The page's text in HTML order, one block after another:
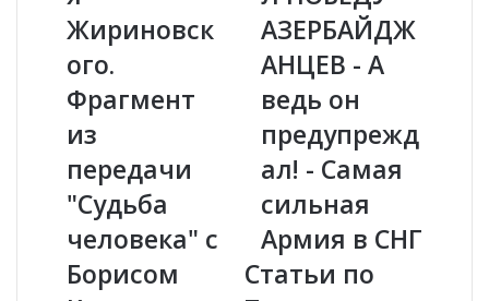
м
е
я
с
о
в
и
е
н
и
Жириновск
ого.
Фрагмент
из
передачи
"Судьба
человека" с
Борисом
Н
И
Н
П
Р
Д
С
А
З
Л
АЗЕРБАЙДЖ
АНЦЕВ - А
ведь он
предупрежд
ал! - Самая
сильная
Армия в СНГ
Статьи по